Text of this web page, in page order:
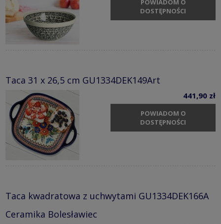
POWIADOM O
DOSTĘPNOŚCI
Taca 31 x 26,5 cm GU1334DEK149Art
441,90 zł
POWIADOM O
DOSTĘPNOŚCI
Taca kwadratowa z uchwytami GU1334DEK166A
Ceramika Bolesławiec